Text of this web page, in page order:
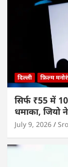
दिल्ली फ़िल्म
सिर्फ ₹55 में
धमाका, जियो
July 9, 2026